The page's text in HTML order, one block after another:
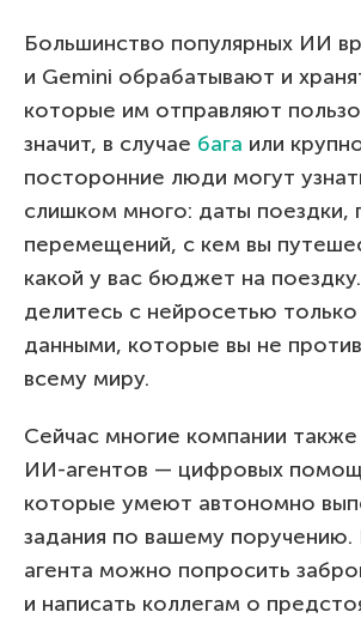
Большинство популярных ИИ
и Gemini обрабатывают и
которые им отправляют
значит, в случае бага или
посторонние люди могут
слишком много: даты поездки,
перемещений, с кем вы
какой у вас бюджет на
делитесь с нейросетью
данными, которые вы не
всему миру.
Сейчас многие компании также
ИИ-агентов — цифровых
которые умеют автономно
задания по вашему
агента можно попросить
и написать коллегам о